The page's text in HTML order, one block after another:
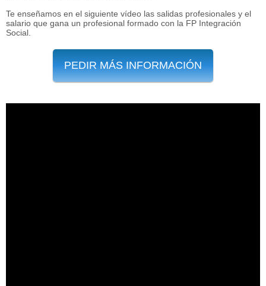
Te enseñamos en el siguiente vídeo las salidas profesionales y el
salario que gana un profesional formado con la FP Integración
Social.
PEDIR MÁS INFORMACIÓN